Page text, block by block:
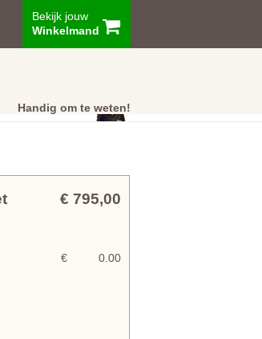
Bekijk jouw
Winkelmand
Handig om te weten!
Klantenservice
€ 795,00
0.00
€